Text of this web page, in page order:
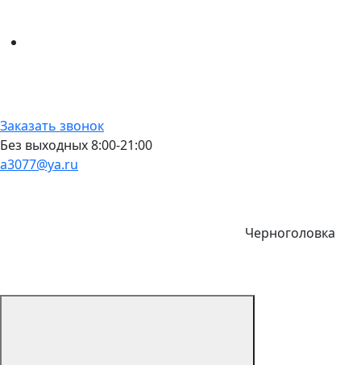
Заказать звонок
Без выходных 8:00-21:00
a3077@ya.ru
Черноголовка